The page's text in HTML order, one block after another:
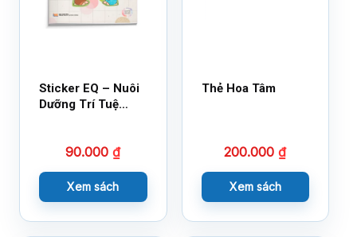
Sticker EQ – Nuôi
Dưỡng Trí Tuệ
Cùng 150 Sticker
90.000₫
Xem sách
Thẻ Hoa Tâm
200.000₫
Xem sách